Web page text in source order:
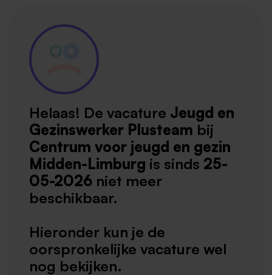
Helaas! De vacature Jeugd en
Gezinswerker Plusteam bij
Centrum voor jeugd en gezin
Midden-Limburg is sinds 25-
05-2026 niet meer
beschikbaar.
Hieronder kun je de
oorspronkelijke vacature wel
nog bekijken.